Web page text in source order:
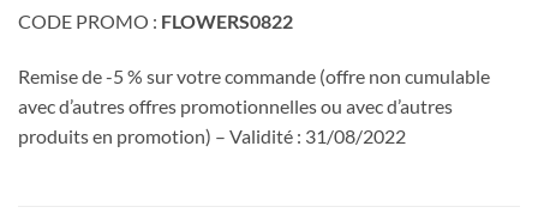
CODE PROMO : FLOWERS0822
Remise de -5 % sur votre commande (offre non cumulable
avec d’autres offres promotionnelles ou avec d’autres
produits en promotion) – Validité : 31/08/2022